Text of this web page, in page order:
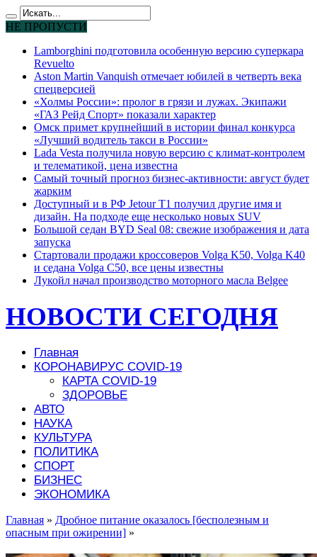
НЕ ПРОПУСТИ
Lamborghini подготовила особенную версию суперкара
Revuelto
Aston Martin Vanquish отмечает юбилей в четверть века
спецверсией
«Холмы России»: пролог в грязи и лужах. Экипажи
«ГАЗ Рейд Спорт» показали характер
Омск примет крупнейший в истории финал конкурса
«Лучший водитель такси в России»
Lada Vesta получила новую версию с климат-контролем
и телематикой, цена известна
Самый точный прогноз бизнес-активности: август будет
жарким
Доступный и в РФ Jetour T1 получил другие имя и
дизайн. На подходе еще несколько новых SUV
Большой седан BYD Seal 08: свежие изображения и дата
запуска
Стартовали продажи кроссоверов Volga K50, Volga K40
и седана Volga C50, все цены известны
Лукойл начал производство моторного масла Belgee
НОВОСТИ СЕГОДНЯ
Главная
КОРОНАВИРУС COVID-19
КАРТА COVID-19
ЗДОРОВЬЕ
АВТО
НАУКА
КУЛЬТУРА
ПОЛИТИКА
СПОРТ
БИЗНЕС
ЭКОНОМИКА
Главная » Дробное питание оказалось [бесполезным и
опасным при ожирении] »